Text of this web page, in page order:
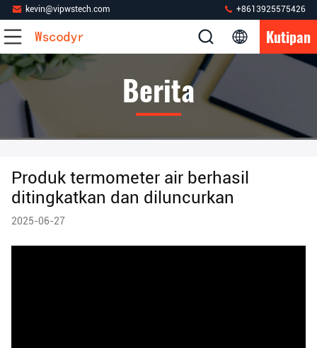
kevin@vipwstech.com +8613925575426
Kutipan
Berita
Produk termometer air berhasil
ditingkatkan dan diluncurkan
2025-06-27